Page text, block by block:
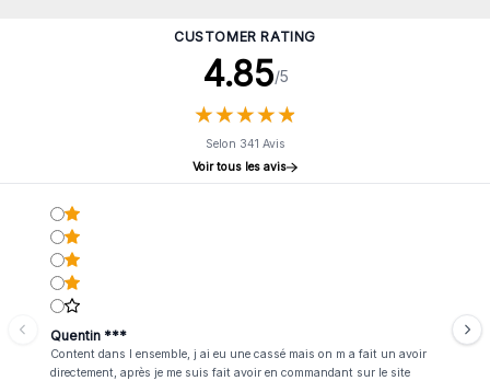
CUSTOMER RATING
4.85/5
★★★★★
★★★★★
Selon 341 Avis
Voir tous les avis
Quentin ***
Content dans l ensemble, j ai eu une cassé mais on m a fait un avoir
directement, après je me suis fait avoir en commandant sur le site